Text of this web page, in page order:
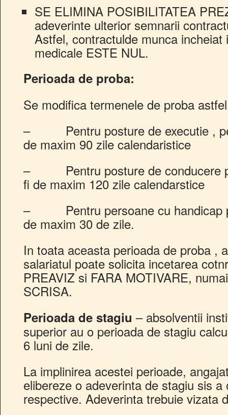
SE ELIMINA POSIBILITATEA
adeverinte ulterior semnarii
Astfel, contractulde munca incheiat
medicale ESTE NUL.
Perioada de proba:
Se modifica termenele de proba
– Pentru posture de executie ,
de maxim 90 zile calendaristice
– Pentru posture de conducere
fi de maxim 120 zile calendarstice
– Pentru persoane cu handicap
de maxim 30 de zile.
In toata aceasta perioada de proba ,
salariatul poate solicita incetarea
PREAVIZ si FARA MOTIVARE,
SCRISA.
Perioada de stagiu – absolventii
superior au o perioada de stagiu
6 luni de zile.
La implinirea acestei perioade,
elibereze o adeverinta de stagiu sis
respective. Adeverinta trebuie vizata